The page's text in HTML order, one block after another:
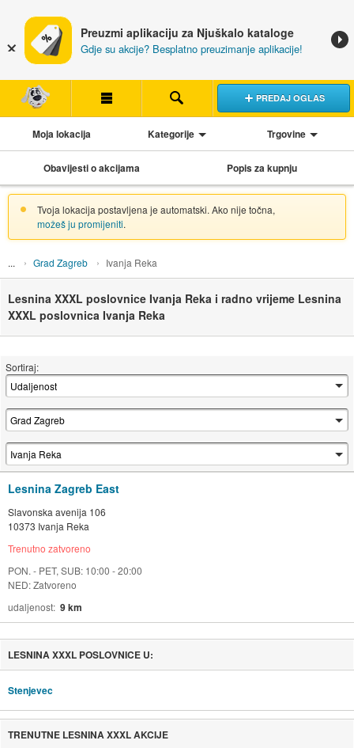
Preuzmi aplikaciju za Njuškalo kataloge
Gdje su akcije? Besplatno preuzimanje aplikacije!
PREDAJ OGLAS
Moja lokacija Kategorije Trgovine
Obavijesti o akcijama Popis za kupnju
Tvoja lokacija postavljena je automatski. Ako nije točna,
možeš ju promijeniti.
Grad Zagreb Ivanja Reka
Lesnina XXXL poslovnice Ivanja Reka i radno vrijeme Lesnina
XXXL poslovnica Ivanja Reka
Sortiraj:
Lesnina Zagreb East
Slavonska avenija 106
10373 Ivanja Reka
Trenutno zatvoreno
PON. - PET, SUB: 10:00 - 20:00
NED: Zatvoreno
udaljenost 9 km
LESNINA XXXL POSLOVNICE U:
Stenjevec
TRENUTNE LESNINA XXXL AKCIJE